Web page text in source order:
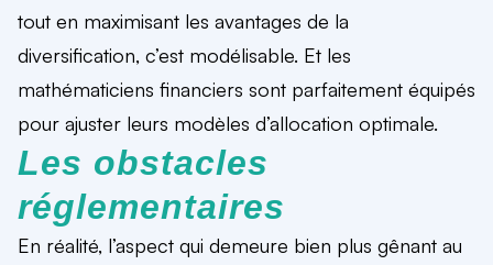
tout en maximisant les avantages de la
diversification, c’est modélisable. Et les
mathématiciens financiers sont parfaitement équipés
pour ajuster leurs modèles d’allocation optimale.
Les obstacles
réglementaires
En réalité, l’aspect qui demeure bien plus gênant au